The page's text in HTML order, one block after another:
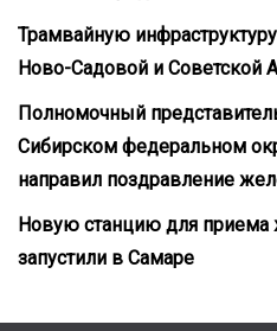
Трамвайную
Ново-Садовой и Советской
Полномочный
Сибирском федеральном
направил поздравление
Новую станцию для приема
запустили в Самаре